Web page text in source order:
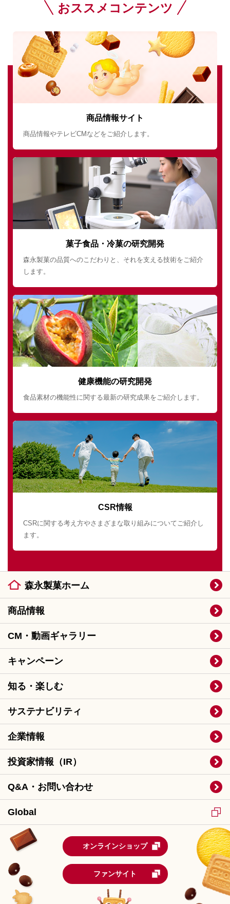
おススメコンテンツ
商品情報サイト
商品情報やテレビCMなどをご紹介します。
菓子食品・冷菓の研究開発
森永製菓の品質へのこだわりと、それを支える技術をご紹介
します。
健康機能の研究開発
食品素材の機能性に関する最新の研究成果をご紹介します。
CSR情報
CSRに関する考え方やさまざまな取り組みについてご紹介し
ます。
森永製菓ホーム
商品情報
CM・動画ギャラリー
キャンペーン
知る・楽しむ
サステナビリティ
企業情報
投資家情報（IR）
Q&A・お問い合わせ
Global
オンラインショップ
ファンサイト